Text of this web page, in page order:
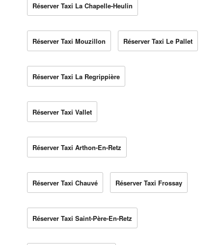
Réserver Taxi La Chapelle-Heulin
Réserver Taxi Mouzillon Réserver Taxi Le Pallet
Réserver Taxi La Regrippière
Réserver Taxi Vallet
Réserver Taxi Arthon-En-Retz
Réserver Taxi Chauvé Réserver Taxi Frossay
Réserver Taxi Saint-Père-En-Retz